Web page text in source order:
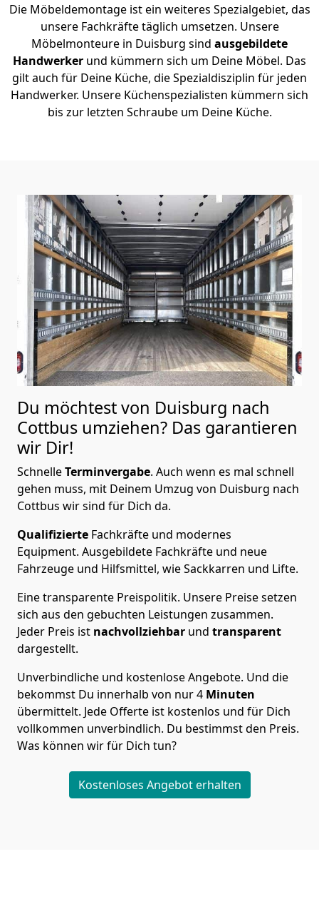
Die Möbeldemontage ist ein weiteres Spezialgebiet, das
unsere Fachkräfte täglich umsetzen. Unsere
Möbelmonteure in Duisburg sind ausgebildete
Handwerker und kümmern sich um Deine Möbel. Das
gilt auch für Deine Küche, die Spezialdisziplin für jeden
Handwerker. Unsere Küchenspezialisten kümmern sich
bis zur letzten Schraube um Deine Küche.
Du möchtest von Duisburg nach
Cottbus umziehen? Das garantieren
wir Dir!
SchnelleTerminvergabe. Auch wenn es mal schnell
gehen muss, mit Deinem Umzug von Duisburg nach
Cottbus wir sind für Dich da.
Qualifizierte Fachkräfte und modernes
Equipment. Ausgebildete Fachkräfte und neue
Fahrzeuge und Hilfsmittel, wie Sackkarren und Lifte.
Eine transparente Preispolitik. Unsere Preise setzen
sich aus den gebuchten Leistungen zusammen.
Jeder Preis ist nachvollziehbar und transparent
dargestellt.
Unverbindliche und kostenlose Angebote. Und die
bekommst Du innerhalb von nur4 Minuten
übermittelt. Jede Offerte ist kostenlos und für Dich
vollkommen unverbindlich. Du bestimmst den Preis.
Was können wir für Dich tun?
Kostenloses Angebot erhalten